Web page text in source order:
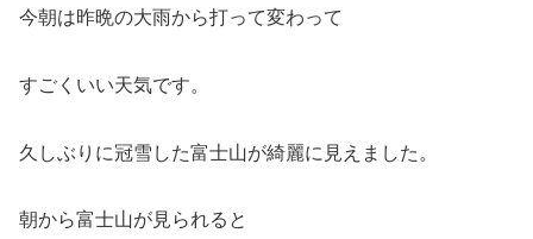
今朝は昨晩の大雨から打って変わって
すごくいい天気です。
久しぶりに冠雪した富士山が綺麗に見えました。
朝から富士山が見られると